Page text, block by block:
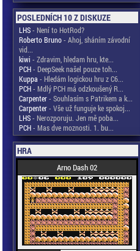
POSLEDNÍCH 10 Z DISKUZE
LHS- Není to HotRod?
Roberto Bruno- Ahoj, sháním závodní
vid...
kiwi - Zdravim, hledam hru, kte...
PCH- DeepSeek našel pouze toh...
Kuppa - Hledám logickou hru z C6...
PCH- Mdlý PCH má odzkoušený R...
Carpenter- Souhlasím s Patrikem a k...
Carpenter- Vše už funguje ke spokoj...
LHS- Nerozporuju. Jen mě poba...
PCH- Mas dve moznosti. 1. bu...
HRA
Arno Dash 02